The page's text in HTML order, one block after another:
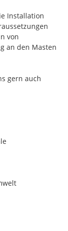
Installation
von
an den Masten
gern auch